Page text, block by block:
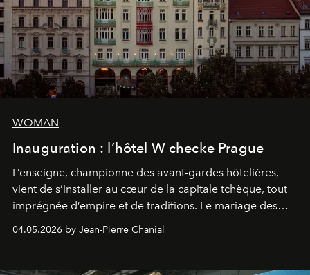
WOMAN
Inauguration : l’hôtel W checke Prague
L’enseigne, championne des avant-gardes hôtelières,
vient de s’installer au cœur de la capitale tchèque, tout
imprégnée d’empire et de traditions. Le mariage des
04.05.2026 by Jean-Pierre Chanial